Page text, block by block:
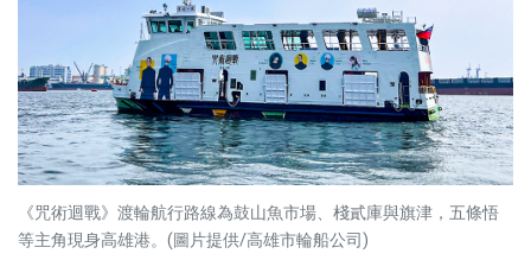
《咒術迴戰》渡輪航行路線為鼓山魚市場、棧貳庫與旗津，五條悟
等主角現身高雄港。(圖片提供/高雄市輪船公司)